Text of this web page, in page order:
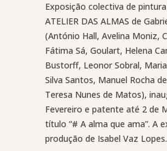
Exposição colectiva de
ATELIER DAS ALMAS de
(António Hall, Avelina Moniz,
Fátima Sá, Goulart, Helena
Bustorff, Leonor Sobral,
Silva Santos, Manuel Rocha
Teresa Nunes de Matos),
Fevereiro e patente até 2 de
título “# A alma que ama”. A
produção de Isabel Vaz Lopes.